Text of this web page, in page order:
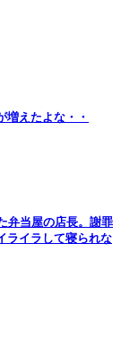
増えたよな・・
弁当屋の店長。謝罪
ライラして寝られな